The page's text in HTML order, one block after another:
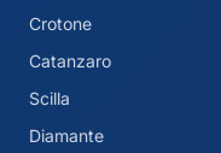
Crotone
Catanzaro
Scilla
Diamante